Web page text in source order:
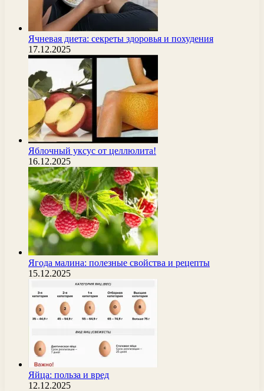
Ячневая диета: секреты здоровья и похудения
17.12.2025
Яблочный уксус от целлюлита!
16.12.2025
Ягода малина: полезные свойства и рецепты
15.12.2025
Яйца: польза и вред
12.12.2025